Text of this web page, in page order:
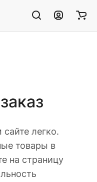
легко.
товары в
на страницу